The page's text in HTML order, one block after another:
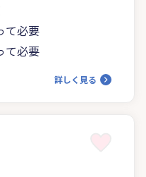
て必要
て必要
詳しく見る